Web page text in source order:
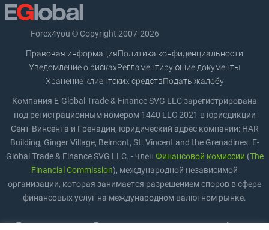
Forex4you © Copyright 2007-2026
Правовая информацияПолитика конфиденциальности
Уведомление о рискахРегламентирующие документы
Хранение клиентских средствПодать жалобу
Компания E-Global Trade & Finance SVG LLC зарегистрирована
под регистрационным номером 1440 LLC 2021 в юрисдикции
Сент-Винсента и Гренадин, юридический адрес компании: HAR
Building, Ginger Village, Belmont, St. Vincent and the Grenadines. E-
Global Trade & Finance SVG LLC. - член Финансовой комиссии (The
Financial Commission), международной независимой
организации, которая занимается разрешением споров в сфере
финансовых услуг на международном валютном рынке.
Торговля на рынке Forex предполагает значительный риск,